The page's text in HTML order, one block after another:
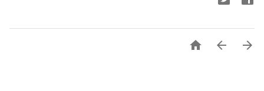
  